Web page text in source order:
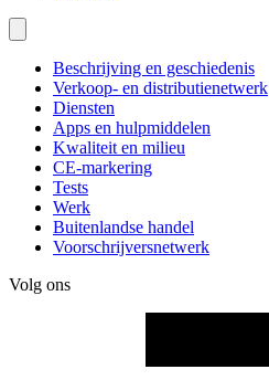
Beschrijving en geschiedenis
Verkoop- en distributienetwerk
Diensten
Apps en hulpmiddelen
Kwaliteit en milieu
CE-markering
Tests
Werk
Buitenlandse handel
Voorschrijversnetwerk
Volg ons